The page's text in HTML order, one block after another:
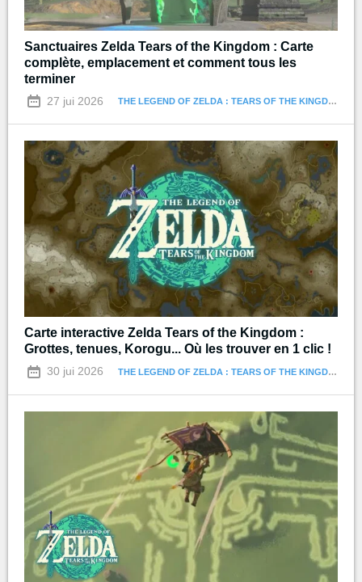
Sanctuaires Zelda Tears of the Kingdom : Carte
complète, emplacement et comment tous les
terminer
27 jui 2026 THE LEGEND OF ZELDA : TEARS OF THE KINGDOM
Carte interactive Zelda Tears of the Kingdom :
Grottes, tenues, Korogu... Où les trouver en 1 clic !
30 jui 2026 THE LEGEND OF ZELDA : TEARS OF THE KINGDOM